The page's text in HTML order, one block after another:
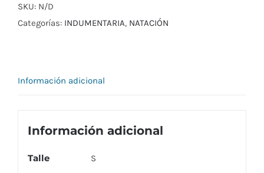
CON
SUSPENSOR
SKU: N/D
Categorías: INDUMENTARIA, NATACIÓN
Información adicional
Información adicional
Talle S